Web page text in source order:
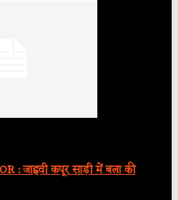
: जाह्नवी कपूर साड़ी में बला की